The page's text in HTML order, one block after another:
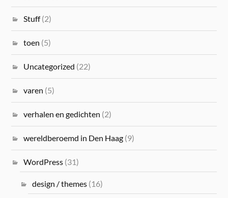
Stuff(2)
toen (5)
Uncategorized (22)
varen (5)
verhalen en gedichten (2)
wereldberoemd in Den Haag (9)
WordPress (31)
design / themes(16)